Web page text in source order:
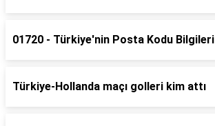
01720 - Türkiye'nin Posta Kodu Bilgileri
Türkiye-Hollanda maçı golleri kim attı